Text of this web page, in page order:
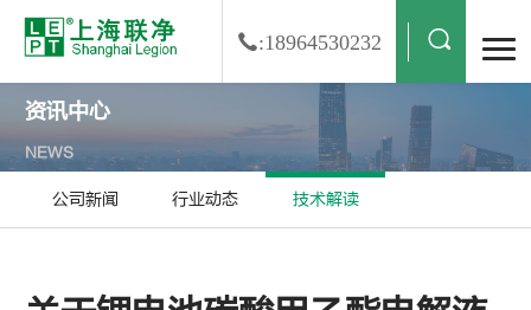
:18964530232
资讯中心
NEWS
公司新闻 行业动态 技术解读